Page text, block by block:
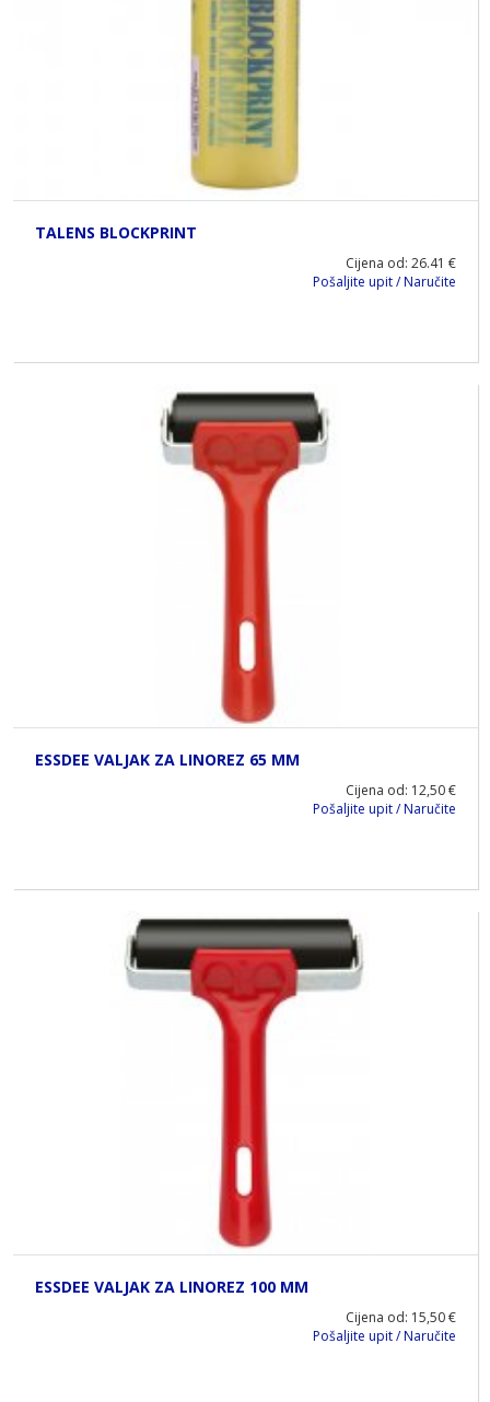
TALENS BLOCKPRINT
Cijena od: 26.41 €
Pošaljite upit / Naručite
ESSDEE VALJAK ZA LINOREZ 65 MM
Cijena od: 12,50 €
Pošaljite upit / Naručite
ESSDEE VALJAK ZA LINOREZ 100 MM
Cijena od: 15,50 €
Pošaljite upit / Naručite